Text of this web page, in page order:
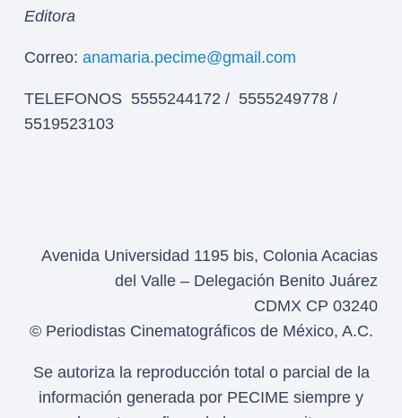
Editora
Correo: anamaria.pecime@gmail.com
TELEFONOS 5555244172 / 5555249778 /
5519523103
Avenida Universidad 1195 bis, Colonia Acacias
del Valle – Delegación Benito Juárez
CDMX CP 03240
© Periodistas Cinematográficos de México, A.C.
Se autoriza la reproducción total o parcial de la
información generada por PECIME siempre y